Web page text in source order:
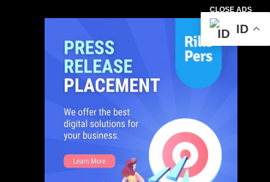
CLOSE ADS
ID